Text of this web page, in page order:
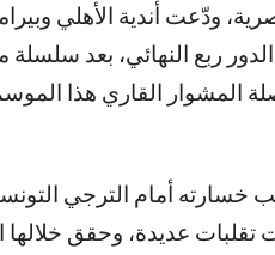
ودّعت أندية الأهلي
ربع النهائي، بعد سلسلة
المشوار القاري هذا
خسارته أمام الترجي
تقلبات عديدة، وحقق خلالها